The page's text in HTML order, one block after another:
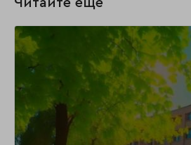
Читайте ещё